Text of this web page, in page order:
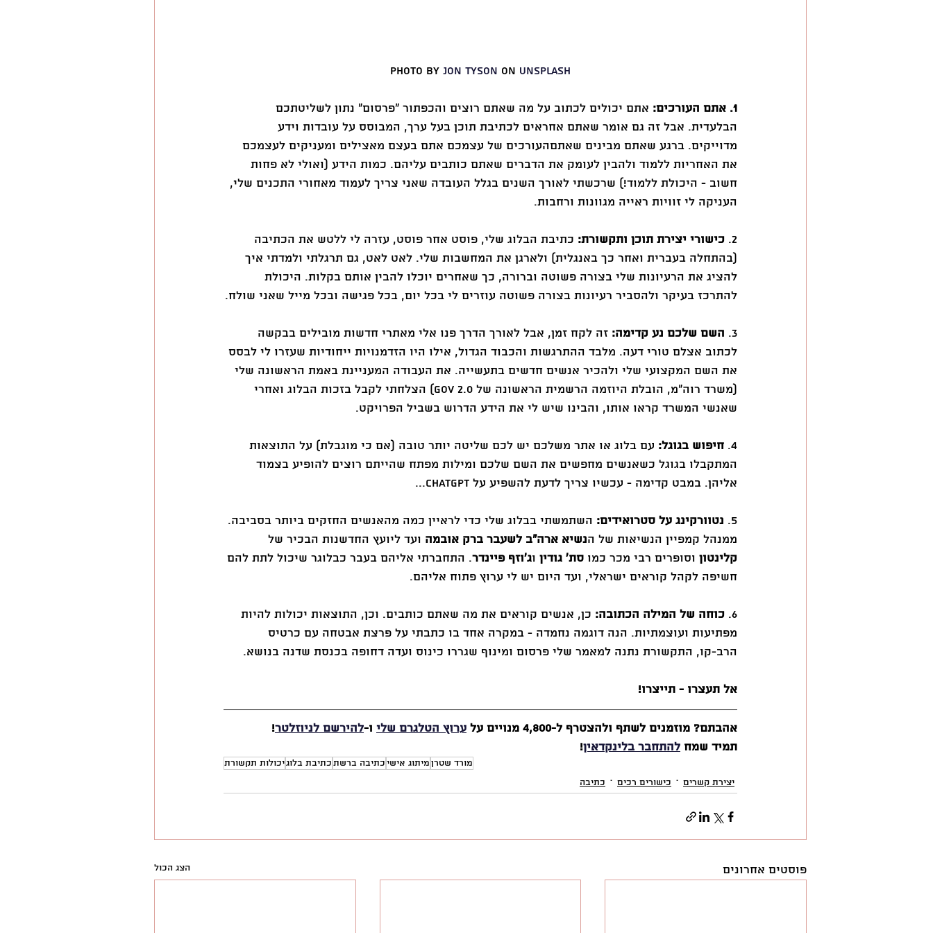
Photo by Jon Tyson on Unsplash
1. אתם העורכים:
אתם יכולים לכתוב על מה שאתם רוצים והכפתור ״פרסום״ נתון לשליטתכם
הבלעדית. אבל זה גם אומר שאתם אחראים לכתיבת תוכן בעל ערך, המבוסס על עובדות וידע
מדוייקים. ברגע שאתם מבינים שאתםהעורכים של עצמכם אתם בעצם מאצילים ומעניקים לעצמכם
את האחריות ללמוד ולהבין לעומק את הדברים שאתם כותבים עליהם. כמות הידע (ואולי לא פחות
חשוב - היכולת ללמוד!) שרכשתי לאורך השנים בגלל העובדה שאני צריך לעמוד מאחורי התכנים שלי,
העניקה לי זוויות ראייה מגוונות ורחבות.
2. כישורי יצירת תוכן ותקשורת: כתיבת הבלוג שלי, פוסט אחר פוסט, עזרה לי ללטש את הכתיבה
(בהתחלה בעברית ואחר כך באנגלית) ולארגן את המחשבות שלי. לאט לאט, גם תרגלתי ולמדתי איך
להציג את הרעיונות שלי בצורה פשוטה וברורה, כך שאחרים יוכלו להבין אותם בקלות. היכולת
להתרכז בעיקר ולהסביר רעיונות בצורה פשוטה עוזרים לי בכל יום, בכל פגישה ובכל מייל שאני שולח.
3. השם שלכם נע קדימה: זה לקח זמן, אבל לאורך הדרך פנו אלי מאתרי חדשות מובילים בבקשה
לכתוב אצלם טורי דעה. מלבד ההתרגשות והכבוד הגדול, אילו היו הזדמנויות ייחודיות שעזרו לי לבסס
את השם המקצועי שלי ולהכיר אנשים חדשים בתעשייה. את העבודה המעניינת באמת הראשונה שלי
(משרד רוה״מ, הובלת היוזמה הרשמית הראשונה של GOV 2.0) הצלחתי לקבל בזכות הבלוג ואחרי
שאנשי המשרד קראו אותו, והבינו שיש לי את הידע הדרוש בשביל הפרויקט.
4. חיפוש בגוגל: עם בלוג או אתר משלכם יש לכם שליטה יותר טובה (אם כי מוגבלת) על התוצאות
המתקבלו בגוגל כשאנשים מחפשים את השם שלכם ומילות מפתח שהייתם רוצים להופיע בצמוד
אליהן. במבט קדימה - עכשיו צריך לדעת להשפיע על ChatGPT...
5. נטוורקינג על סטרואידים: השתמשתי בבלוג שלי כדי לראיין כמה מהאנשים החזקים ביותר בסביבה.
ממנהל קמפיין הנשיאות של הנשיא ארה״ב לשעבר ברק אובמה ועד ליועץ החדשנות הבכיר של
קלינטון וסופרים רבי מכר כמו סת׳ גודין וג'וזף פיינדר. התחברתי אליהם בעבר כבלוגר שיכול לתת להם
חשיפה לקהל קוראים ישראלי, ועד היום יש לי ערוץ פתוח אליהם.
6. כוחה של המילה הכתובה: כן, אנשים קוראים את מה שאתם כותבים. וכן, התוצאות יכולות להיות
מפתיעות ועוצמתיות. הנה דוגמה נחמדה - במקרה אחד בו כתבתי על פרצת אבטחה עם כרטיס
הרב-קו, התקשורת נתנה למאמר שלי פרסום ומינוף שגררו כינוס ועדה דחופה בכנסת שדנה בנושא.
אל תעצרו - תייצרו!
אהבתם? מוזמנים לשתף ולהצטרף ל-4,800 מנויים על ערוץ הטלגרם שלי ו-להירשם לניוזלטר!
תמיד שמח להתחבר בלינקדאין!
מורד שטרןמיתוג אישיכתיבה ברשתכתיבת בלוגיכולות תקשורת
יצירת קשרים
כישורים רכים כתיבה
פוסטים אחרונים הצג הכול